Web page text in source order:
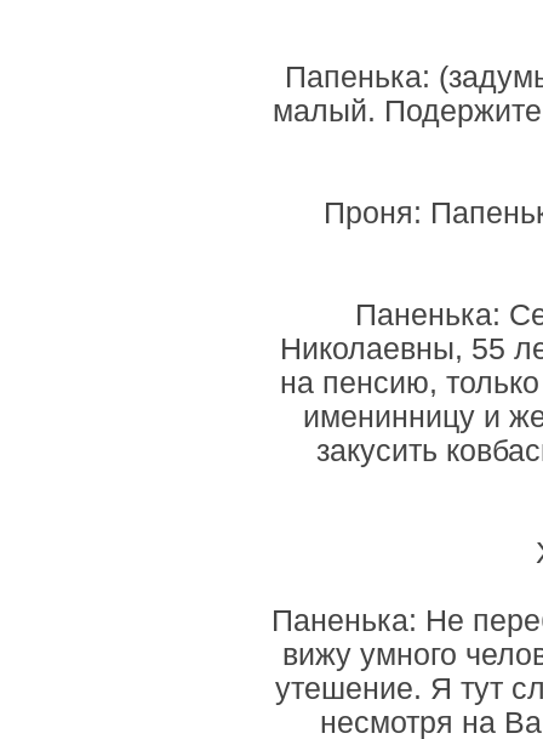
Папенька:
малый. Подержите
Проня:
Паненька:
Николаевны, 55
на пенсию,
именинницу и
закусить
Паненька: Не
вижу умного
утешение. Я тут
несмотря на